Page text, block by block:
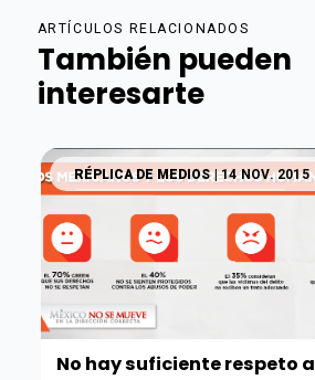
ARTÍCULOS RELACIONADOS
También pueden
interesarte
RÉPLICA DE MEDIOS| 14 NOV. 2015
No hay suficiente respeto a